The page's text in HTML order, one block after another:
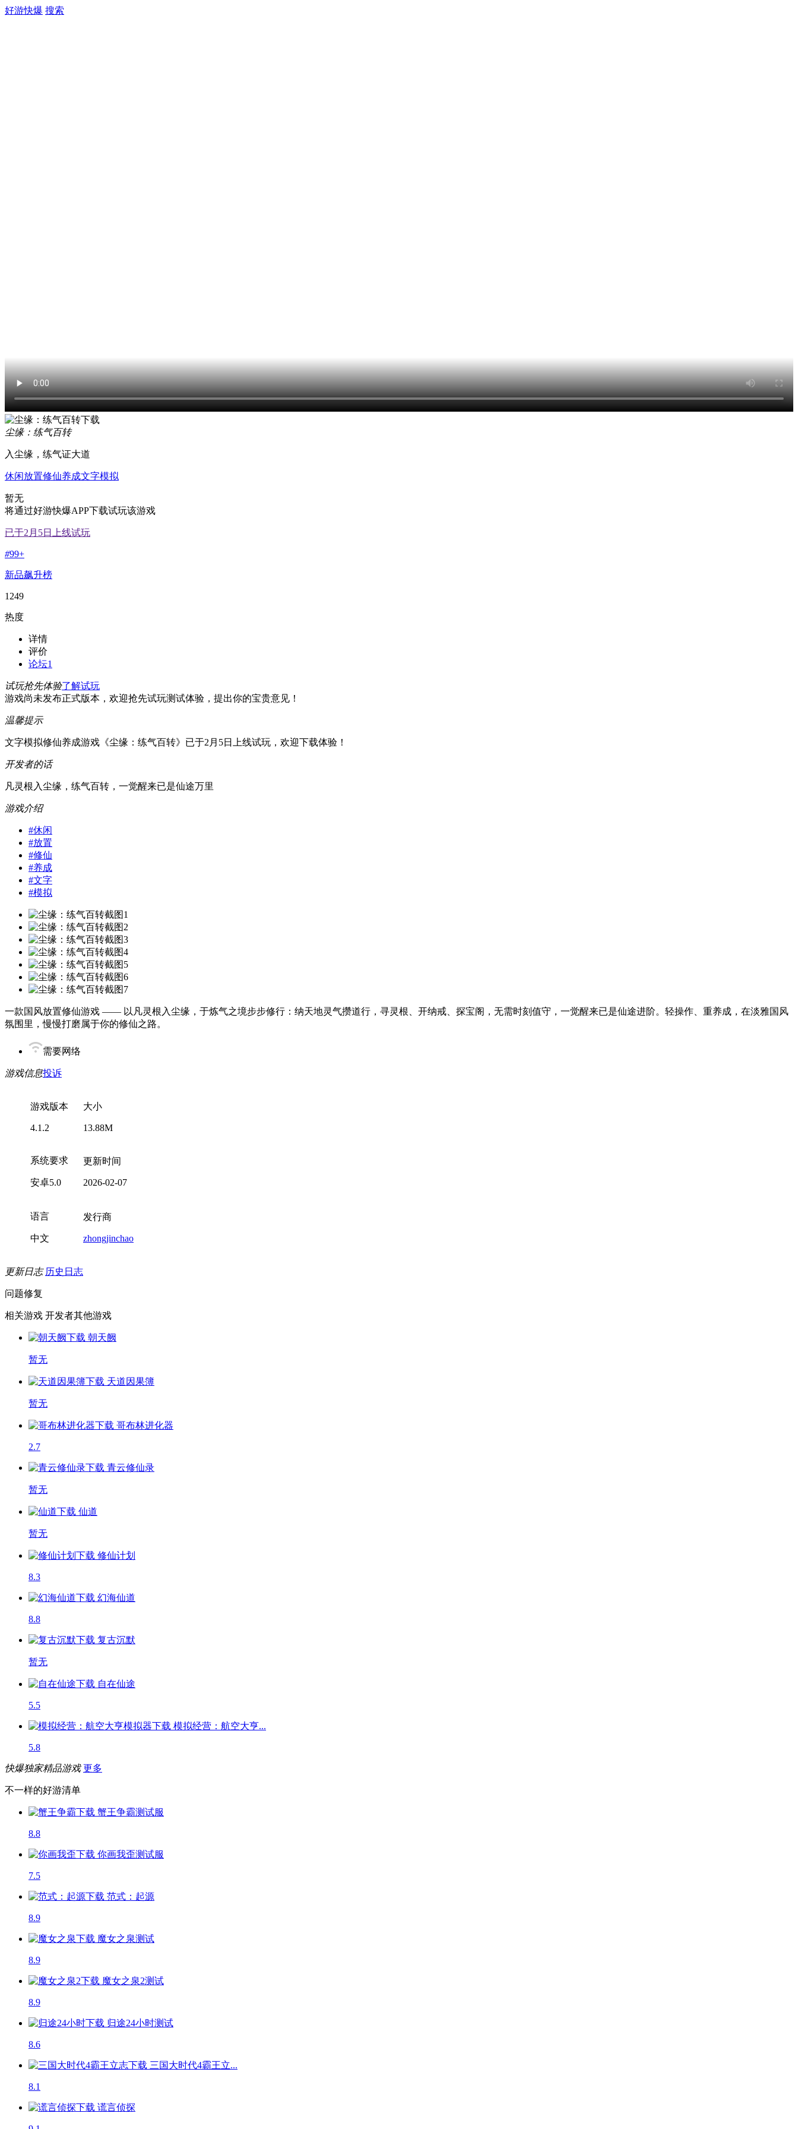
好游快爆 搜索
尘缘：练气百转
入尘缘，练气证大道
休闲放置修仙养成文字模拟
暂无
将通过好游快爆APP下载试玩该游戏
已于2月5日上线试玩
#99+
新品飙升榜
1249
热度
详情
评价
论坛1
试玩抢先体验了解试玩
游戏尚未发布正式版本，欢迎抢先试玩测试体验，提出你的宝贵意见！
温馨提示
文字模拟修仙养成游戏《尘缘：练气百转》已于2月5日上线试玩，欢迎下载体验！
开发者的话
凡灵根入尘缘，练气百转，一觉醒来已是仙途万里
游戏介绍
#休闲
#放置
#修仙
#养成
#文字
#模拟
一款国风放置修仙游戏 —— 以凡灵根入尘缘，于炼气之境步步修行：纳天地灵气攒道行，寻灵根、开纳戒、探宝阁，无需时刻值守，一觉醒来已是仙途进阶。轻操作、重养成，在淡雅国风
氛围里，慢慢打磨属于你的修仙之路。
需要网络
游戏信息投诉
游戏版本
4.1.2
大小
13.88M
系统要求
安卓5.0
更新时间
2026-02-07
语言
中文
发行商
zhongjinchao
更新日志 历史日志
问题修复
相关游戏 开发者其他游戏
朝天阙
暂无
天道因果簿
暂无
哥布林进化器
2.7
青云修仙录
暂无
仙道
暂无
修仙计划
8.3
幻海仙道
8.8
复古沉默
暂无
自在仙途
5.5
模拟经营：航空大亨...
5.8
快爆独家精品游戏 更多
不一样的好游清单
蟹王争霸测试服
8.8
你画我歪测试服
7.5
范式：起源
8.9
魔女之泉测试
8.9
魔女之泉2测试
8.9
归途24小时测试
8.6
三国大时代4霸王立...
8.1
谎言侦探